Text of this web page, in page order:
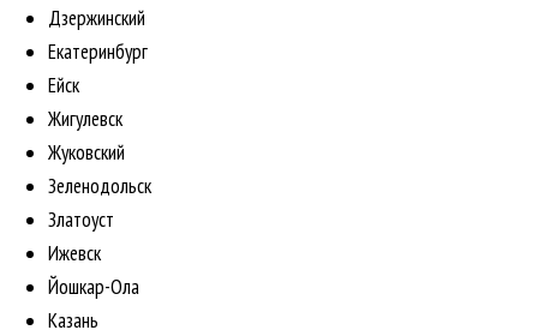
Дзержинский
Екатеринбург
Ейск
Жигулевск
Жуковский
Зеленодольск
Златоуст
Ижевск
Йошкар-Ола
Казань